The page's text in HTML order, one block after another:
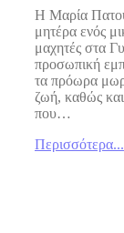
Η Μαρία
μητέρα ενός
μαχητές στα
προσωπική
τα πρόωρα
ζωή, καθώς και
που…
Περισσότερα...